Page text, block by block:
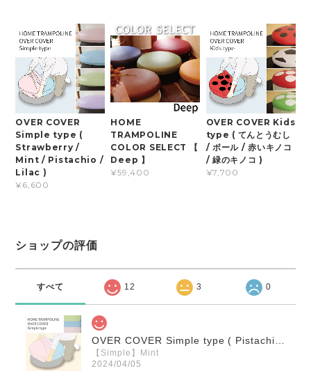
OVER COVER
Simple type (
Strawberry /
Mint / Pistachio /
Lilac )
¥6,600
HOME
TRAMPOLINE
COLOR SELECT 【
Deep 】
¥59,400
OVER COVER Kids
type ( てんとうむし
/ ボール / 赤いキノコ
/ 緑のキノコ )
¥7,700
ショップの評価
すべて 12 3 0
【Simple】Mint
2024/04/05